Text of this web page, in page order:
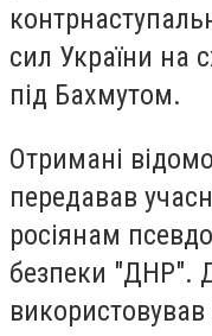
сил України на
під Бахмутом.
Отримані
передавав
росіянам
безпеки "ДНР".